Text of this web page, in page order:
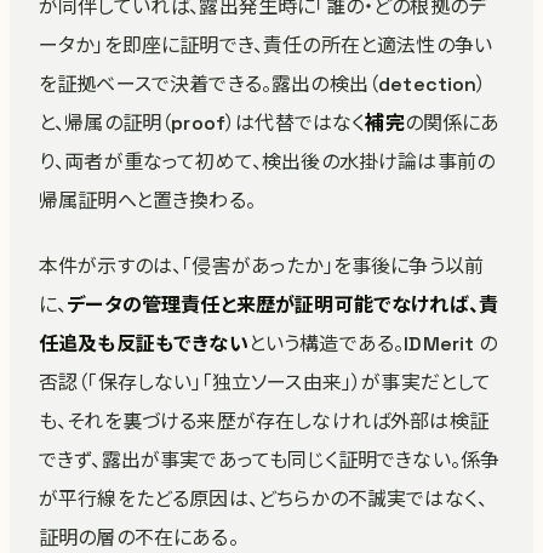
が同伴していれば、露出発生時に「誰の・どの根拠のデ
ータか」を即座に証明でき、責任の所在と適法性の争い
を証拠ベースで決着できる。露出の検出（detection）
と、帰属の証明（proof）は代替ではなく補完の関係にあ
り、両者が重なって初めて、検出後の水掛け論は事前の
帰属証明へと置き換わる。
本件が示すのは、「侵害があったか」を事後に争う以前
に、データの管理責任と来歴が証明可能でなければ、責
任追及も反証もできないという構造である。IDMerit の
否認（「保存しない」「独立ソース由来」）が事実だとして
も、それを裏づける来歴が存在しなければ外部は検証
できず、露出が事実であっても同じく証明できない。係争
が平行線をたどる原因は、どちらかの不誠実ではなく、
証明の層の不在にある。